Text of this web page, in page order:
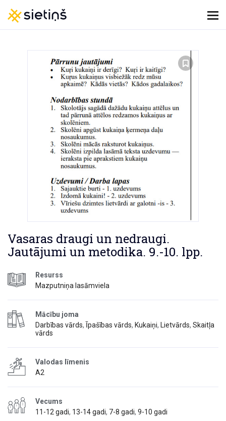
Vasaras draugi un nedraugi.
Jautājumi un metodika. 9.-10. lpp.
Resurss
Mazputniņa lasāmviela
Mācību joma
Darbības vārds, Īpašības vārds, Kukaiņi, Lietvārds, Skaitļa
vārds
Valodas līmenis
A2
Vecums
11-12 gadi, 13-14 gadi, 7-8 gadi, 9-10 gadi